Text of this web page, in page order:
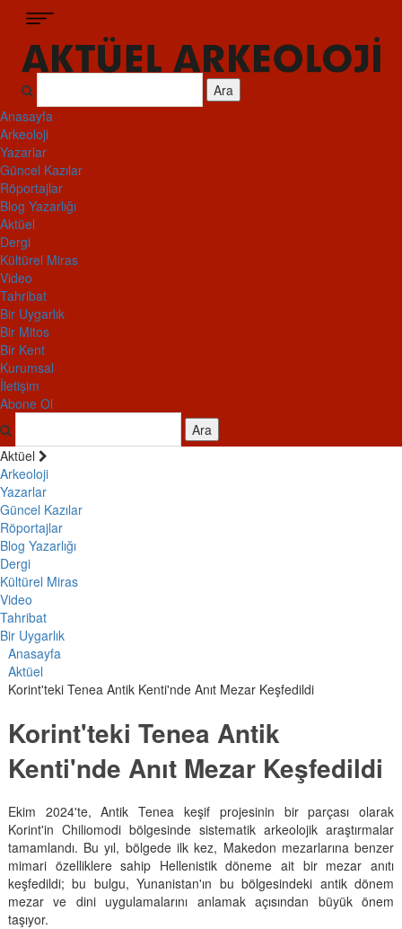
Ara
Anasayfa
Arkeoloji
Yazarlar
Güncel Kazılar
Röportajlar
Blog Yazarlığı
Aktüel
Dergi
Kültürel Miras
Video
Tahribat
Bir Uygarlık
Bir Mitos
Bir Kent
Kurumsal
İletişim
Abone Ol
Ara
Aktüel
Arkeoloji
Yazarlar
Güncel Kazılar
Röportajlar
Blog Yazarlığı
Dergi
Kültürel Miras
Video
Tahribat
Bir Uygarlık
Anasayfa
Aktüel
Korint'teki Tenea Antik Kenti'nde Anıt Mezar Keşfedildi
Korint'teki Tenea Antik
Kenti'nde Anıt Mezar Keşfedildi
Ekim 2024'te, Antik Tenea keşif projesinin bir parçası olarak
Korint'in Chiliomodi bölgesinde sistematik arkeolojik araştırmalar
tamamlandı. Bu yıl, bölgede ilk kez, Makedon mezarlarına benzer
mimari özelliklere sahip Hellenistik döneme ait bir mezar anıtı
keşfedildi; bu bulgu, Yunanistan'ın bu bölgesindeki antik dönem
mezar ve dini uygulamalarını anlamak açısından büyük önem
taşıyor.